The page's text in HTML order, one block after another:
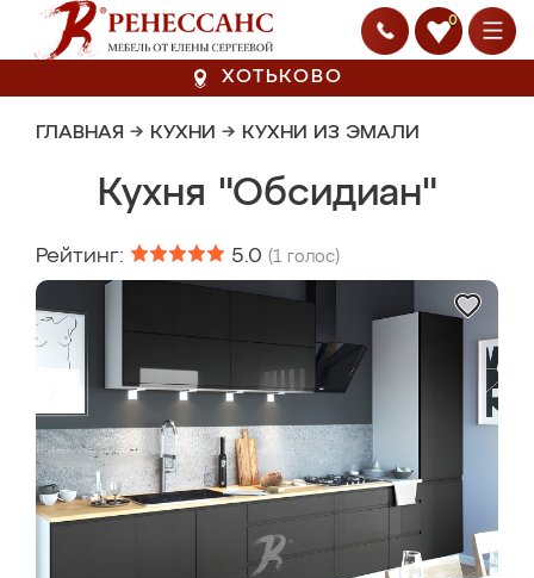
0
ХОТЬКОВО
ГЛАВНАЯ → КУХНИ → КУХНИ ИЗ ЭМАЛИ
Кухня "Обсидиан"
Рейтинг: 5.0 (1 голос)